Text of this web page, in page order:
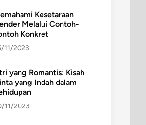
Kesetaraan
Melalui Contoh-
Konkret
11/2023
yang Romantis: Kisah
yang Indah dalam
11/2023